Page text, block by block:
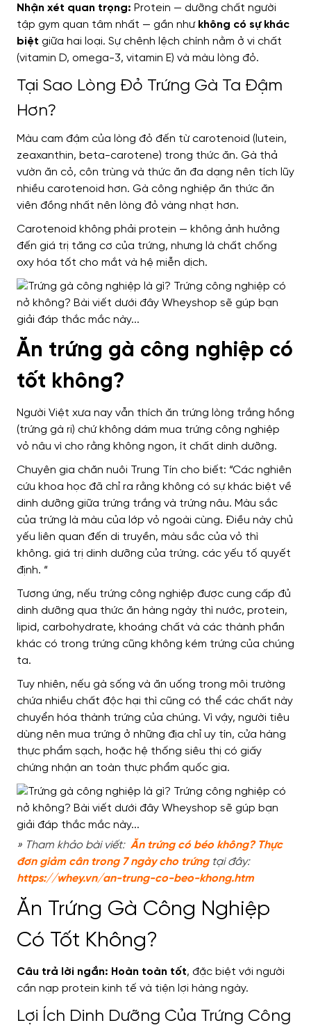
Nhận xét quan trọng: Protein — dưỡng chất người
tập gym quan tâm nhất — gần như không có sự khác
biệt giữa hai loại. Sự chênh lệch chính nằm ở vi chất
(vitamin D, omega-3, vitamin E) và màu lòng đỏ.
Tại Sao Lòng Đỏ Trứng Gà Ta Đậm
Hơn?
Màu cam đậm của lòng đỏ đến từ carotenoid (lutein,
zeaxanthin, beta-carotene) trong thức ăn. Gà thả
vườn ăn cỏ, côn trùng và thức ăn đa dạng nên tích lũy
nhiều carotenoid hơn. Gà công nghiệp ăn thức ăn
viên đồng nhất nên lòng đỏ vàng nhạt hơn.
Carotenoid không phải protein — không ảnh hưởng
đến giá trị tăng cơ của trứng, nhưng là chất chống
oxy hóa tốt cho mắt và hệ miễn dịch.
Ăn trứng gà công nghiệp có
tốt không?
Người Việt xưa nay vẫn thích ăn trứng lòng trắng hồng
(trứng gà ri) chứ không dám mua trứng công nghiệp
vỏ nâu vì cho rằng không ngon, ít chất dinh dưỡng.
Chuyên gia chăn nuôi Trung Tín cho biết: “Các nghiên
cứu khoa học đã chỉ ra rằng không có sự khác biệt về
dinh dưỡng giữa trứng trắng và trứng nâu. Màu sắc
của trứng là màu của lớp vỏ ngoài cùng. Điều này chủ
yếu liên quan đến di truyền, màu sắc của vỏ thì
không. giá trị dinh dưỡng của trứng. các yếu tố quyết
định. “
Tương ứng, nếu trứng công nghiệp được cung cấp đủ
dinh dưỡng qua thức ăn hàng ngày thì nước, protein,
lipid, carbohydrate, khoáng chất và các thành phần
khác có trong trứng cũng không kém trứng của chúng
ta.
Tuy nhiên, nếu gà sống và ăn uống trong môi trường
chứa nhiều chất độc hại thì cũng có thể các chất này
chuyển hóa thành trứng của chúng. Vì vậy, người tiêu
dùng nên mua trứng ở những địa chỉ uy tín, cửa hàng
thực phẩm sạch, hoặc hệ thống siêu thị có giấy
chứng nhận an toàn thực phẩm quốc gia.
» Tham khảo bài viết: Ăn trứng có béo không? Thực
đơn giảm cân trong 7 ngày cho trứngtại đây:
https://whey.vn/an-trung-co-beo-khong.htm
Ăn Trứng Gà Công Nghiệp
Có Tốt Không?
Câu trả lời ngắn: Hoàn toàn tốt, đặc biệt với người
cần nạp protein kinh tế và tiện lợi hàng ngày.
Lợi Ích Dinh Dưỡng Của Trứng Công